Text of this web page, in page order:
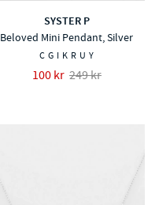
SYSTER P
Beloved Mini Pendant, Silver
C G I K R U Y
100 kr 249 kr